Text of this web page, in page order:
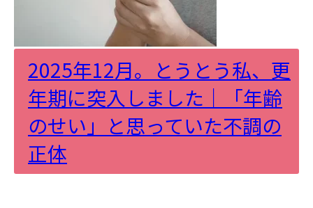
2025年12月。とうとう私、更
年期に突入しました｜「年齢
のせい」と思っていた不調の
正体